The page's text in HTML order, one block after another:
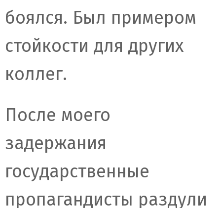
боялся. Был примером
стойкости для других
коллег.
После моего
задержания
государственные
пропагандисты раздули